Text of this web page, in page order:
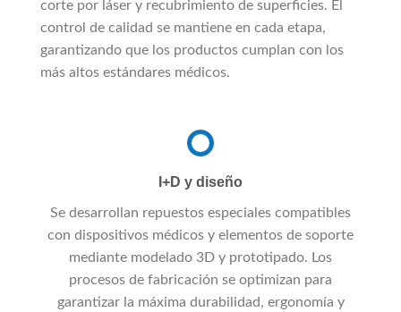
corte por láser y recubrimiento de superficies. El
control de calidad se mantiene en cada etapa,
garantizando que los productos cumplan con los
más altos estándares médicos.
I+D y diseño
Se desarrollan repuestos especiales compatibles
con dispositivos médicos y elementos de soporte
mediante modelado 3D y prototipado. Los
procesos de fabricación se optimizan para
garantizar la máxima durabilidad, ergonomía y